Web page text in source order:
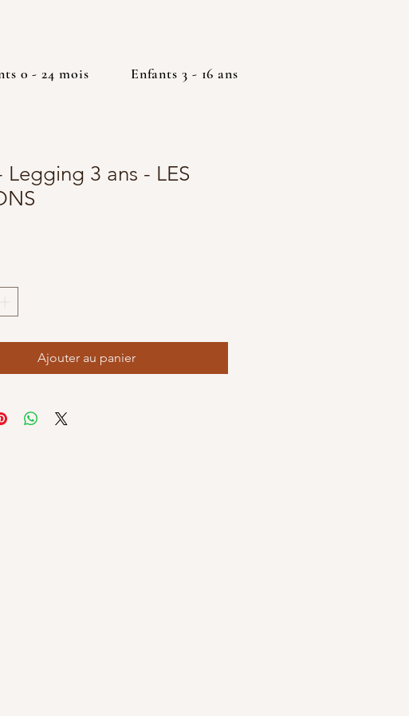
Legging 3 ans - LES
Ajouter au panier
0 - 24 mois Enfants 3 - 16 ans